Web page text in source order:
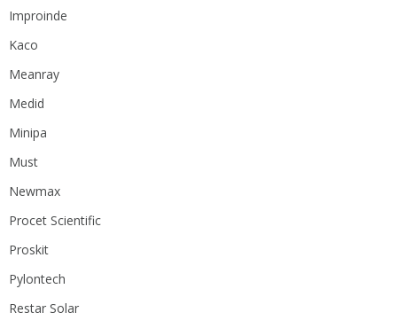
Improinde
Kaco
Meanray
Medid
Minipa
Must
Newmax
Procet Scientific
Proskit
Pylontech
Restar Solar